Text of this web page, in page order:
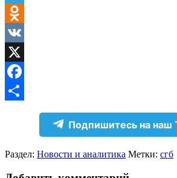
Telegram
Odnoklassniki
VK
X
Facebook
Подпишитесь на наш
Раздел: Новости и аналитика Метки: сгб